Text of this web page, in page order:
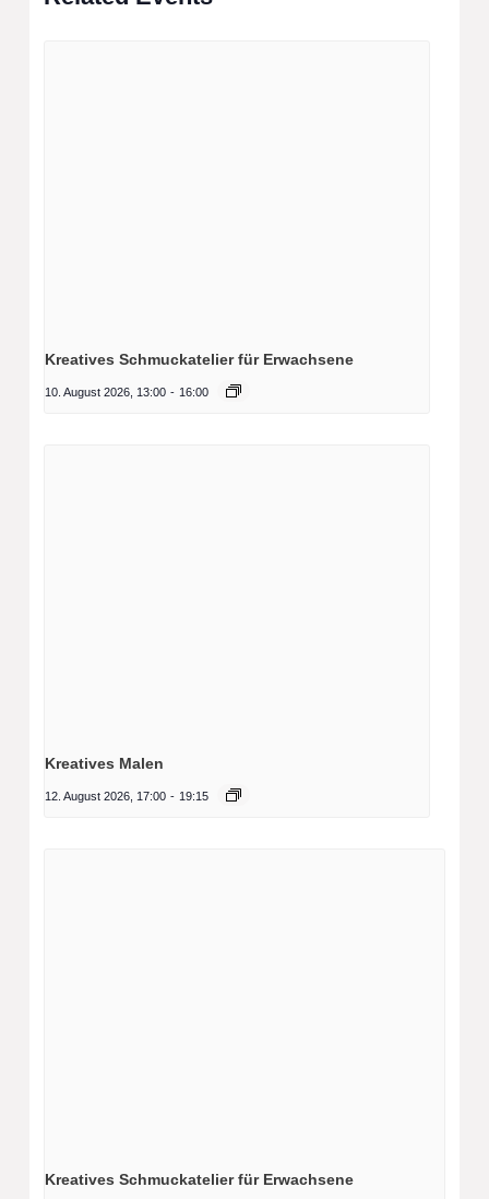
Kreatives Schmuckatelier für Erwachsene
10. August 2026, 13:00 - 16:00
Kreatives Malen
12. August 2026, 17:00 - 19:15
Kreatives Schmuckatelier für Erwachsene